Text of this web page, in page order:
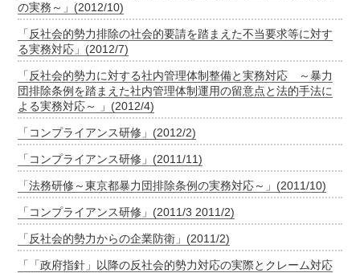
の実務～」(2012/10)
「反社会的勢力排除の社会的要請を踏まえた不当要求等に対す
る実務対応」(2012/7)
「反社会的勢力に対する社内管理体制整備と実務対応 ～暴力
団排除条例を踏まえた社内管理体制運用の留意点と法的手法に
よる実務対応～ 」(2012/4)
「コンプライアンス研修」(2012/2)
「コンプライアンス研修」(2011/11)
「法務研修～東京都暴力団排除条例の実務対応～」(2011/10)
「コンプライアンス研修」(2011/3 2011/2)
「反社会的勢力からの企業防衛」(2011/2)
「「政府指針」以降の反社会的勢力対応の実際とクレーム対応